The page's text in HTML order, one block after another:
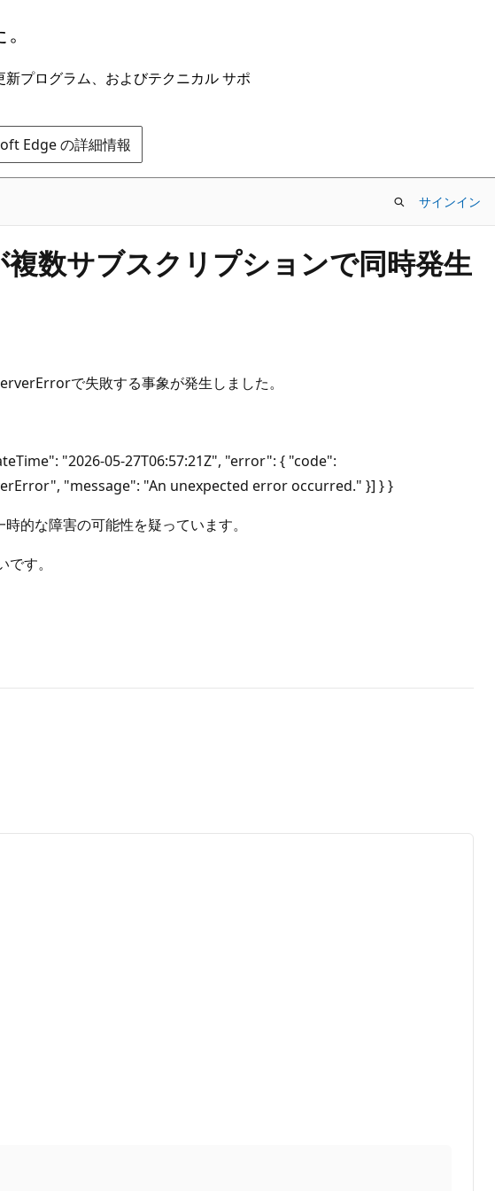
プログラム、およびテクニカル サポ
Edge の詳細情報
サインイン
サブスクリプションで同時発生
で失敗する事象が発生しました。
"2026-05-27T06:57:21Z", "error": { "code":
"message": "An unexpected error occurred." }] } }
的な障害の可能性を疑っています。
す。